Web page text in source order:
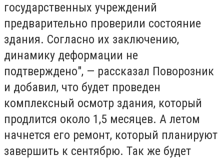
государственных учреждений
предварительно проверили состояние
здания. Согласно их заключению,
динамику деформации не
подтверждено", — рассказал Поворозник
и добавил, что будет проведен
комплексный осмотр здания, который
продлится около 1,5 месяцев. А летом
начнется его ремонт, который планируют
завершить к сентябрю. Так же будет